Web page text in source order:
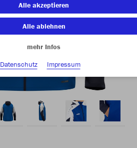
Alle akzeptieren
Alle ablehnen
mehr Infos
Datenschutz
Impressum